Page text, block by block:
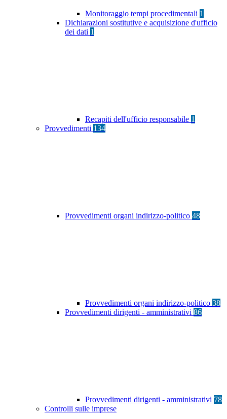
Monitoraggio tempi procedimentali 1
Dichiarazioni sostitutive e acquisizione d'ufficio
dei dati 1
Recapiti dell'ufficio responsabile 1
Provvedimenti 134
Provvedimenti organi indirizzo-politico 48
Provvedimenti organi indirizzo-politico 38
Provvedimenti dirigenti - amministrativi 86
Provvedimenti dirigenti - amministrativi 78
Controlli sulle imprese